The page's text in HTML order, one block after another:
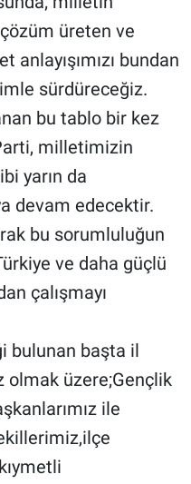
üreten ve
anlayışımızı bundan
sürdüreceğiz.
bu tablo bir kez
milletimizin
yarın da
devam edecektir.
bu sorumluluğun
ve daha güçlü
çalışmayı
bulunan başta il
üzere;Gençlik
ile